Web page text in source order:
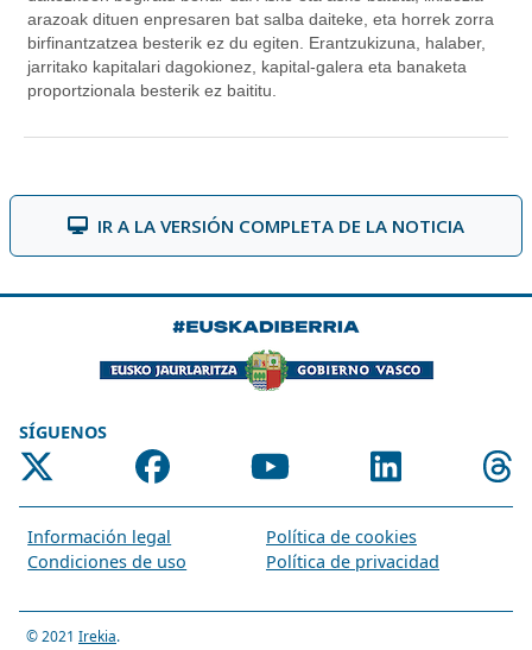
IR A LA VERSIÓN COMPLETA DE LA NOTICIA
SÍGUENOS
Información legal
Política de cookies
Condiciones de uso
Política de privacidad
© 2021 Irekia.